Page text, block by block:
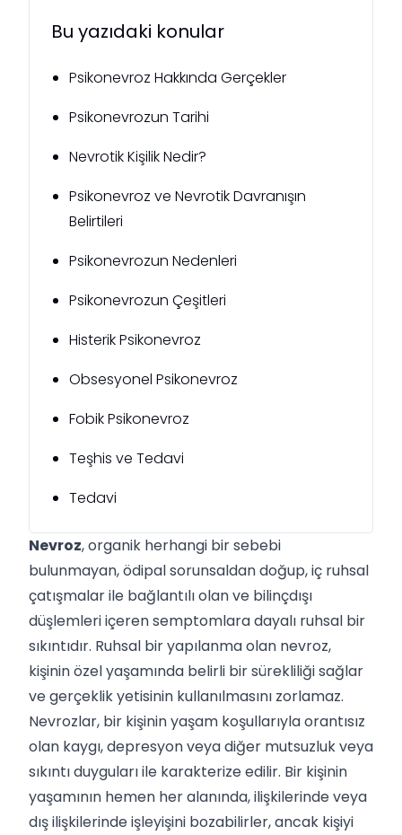
Bu yazıdaki konular
Psikonevroz Hakkında Gerçekler
Psikonevrozun Tarihi
Nevrotik Kişilik Nedir?
Psikonevroz ve Nevrotik Davranışın
Belirtileri
Psikonevrozun Nedenleri
Psikonevrozun Çeşitleri
Histerik Psikonevroz
Obsesyonel Psikonevroz
Fobik Psikonevroz
Teşhis ve Tedavi
Tedavi
Nevroz, organik herhangi bir sebebi
bulunmayan, ödipal sorunsaldan doğup, iç ruhsal
çatışmalar ile bağlantılı olan ve bilinçdışı
düşlemleri içeren semptomlara dayalı ruhsal bir
sıkıntıdır. Ruhsal bir yapılanma olan nevroz,
kişinin özel yaşamında belirli bir sürekliliği sağlar
ve gerçeklik yetisinin kullanılmasını zorlamaz.
Nevrozlar, bir kişinin yaşam koşullarıyla orantısız
olan kaygı, depresyon veya diğer mutsuzluk veya
sıkıntı duyguları ile karakterize edilir. Bir kişinin
yaşamının hemen her alanında, ilişkilerinde veya
dış ilişkilerinde işleyişini bozabilirler, ancak kişiyi